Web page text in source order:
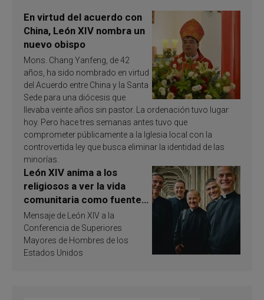
En virtud del acuerdo con
China, León XIV nombra un
nuevo obispo
Mons. Chang Yanfeng, de 42
años, ha sido nombrado en virtud
del Acuerdo entre China y la Santa
Sede para una diócesis que
llevaba veinte años sin pastor. La ordenación tuvo lugar
hoy. Pero hace tres semanas antes tuvo que
comprometer públicamente a la Iglesia local con la
controvertida ley que busca eliminar la identidad de las
minorías.
León XIV anima a los
religiosos a ver la vida
comunitaria como fuente
de inspiración y
santificación
Mensaje de León XIV a la
Conferencia de Superiores
Mayores de Hombres de los
Estados Unidos